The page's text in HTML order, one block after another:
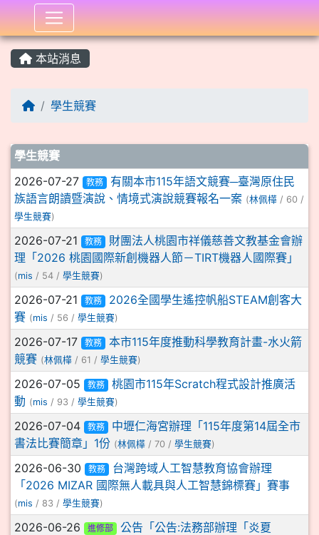
:::
本站消息
學生競賽
文章列表
學生競賽
2026-07-27 教務
有關本市115年語文競賽─臺灣原住民
族語言朗讀暨演說、情境式演說競賽報名一案 (林佩樺 / 60 /
學生競賽)
2026-07-21 教務
財團法人桃園市祥儀慈善文教基金會辦
理「2026 桃園國際新創機器人節－TIRT機器人國際賽」
(mis / 54 / 學生競賽)
2026-07-21 教務
2026全國學生遙控帆船STEAM創客大
賽 (mis / 56 / 學生競賽)
2026-07-17 教務
本市115年度推動科學教育計畫-水火箭
競賽 (林佩樺 / 61 / 學生競賽)
2026-07-05 教務
桃園市115年Scratch程式設計推廣活
動 (mis / 93 / 學生競賽)
2026-07-04 教務
中壢仁海宮辦理「115年度第14屆全市
書法比賽簡章」1份 (林佩樺 / 70 / 學生競賽)
2026-06-30 教務
台灣跨域人工智慧教育協會辦理
「2026 MIZAR 國際無人載具與人工智慧錦標賽」賽事
(mis / 83 / 學生競賽)
2026-06-26 進修部
公告「公告:法務部辦理「炎夏